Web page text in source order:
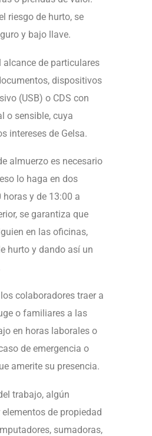
riesgo de hurto, se
y bajo llave.
alcance de particulares
dispositivos
(USB) o CDS con
o sensible, cuya
intereses de Gelsa.
almuerzo es necesario
lo haga en dos
y de 13:00 a
se garantiza que
en las oficinas,
hurto y dando así un
colaboradores traer a
o familiares a las
en horas laborales o
de emergencia o
amerite su presencia.
trabajo, algún
de propiedad
sumadoras,